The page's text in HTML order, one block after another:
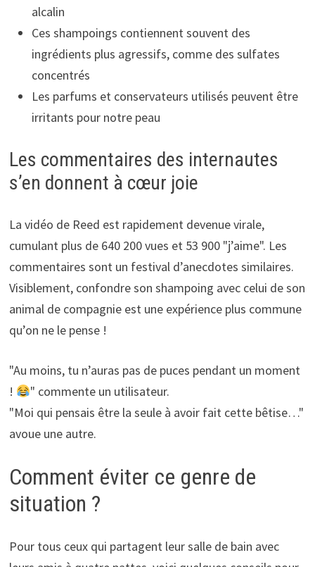
alcalin
Ces shampoings contiennent souvent des
ingrédients plus agressifs, comme des sulfates
concentrés
Les parfums et conservateurs utilisés peuvent être
irritants pour notre peau
Les commentaires des internautes
s’en donnent à cœur joie
La vidéo de Reed est rapidement devenue virale,
cumulant plus de 640 200 vues et 53 900 "j’aime". Les
commentaires sont un festival d’anecdotes similaires.
Visiblement, confondre son shampoing avec celui de son
animal de compagnie est une expérience plus commune
qu’on ne le pense !
"Au moins, tu n’auras pas de puces pendant un moment
!
" commente un utilisateur.
"Moi qui pensais être la seule à avoir fait cette bêtise…"
avoue une autre.
Comment éviter ce genre de
situation ?
Pour tous ceux qui partagent leur salle de bain avec